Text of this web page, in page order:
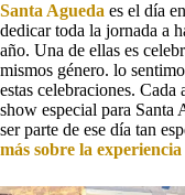
Santa Agueda es el día
dedicar toda la jornada a
año. Una de ellas es
mismos género. lo
estas celebraciones.
show especial para Santa
ser parte de ese día tan
más sobre la